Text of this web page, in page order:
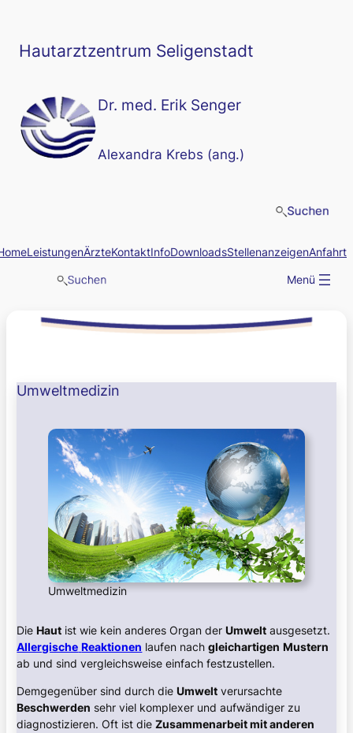
springen
Hautarztzentrum Seligenstadt
Dr. med. Erik Senger
Alexandra Krebs (ang.)
LeistungenÄrzteKontaktInfoDownloadsStellenanzeigenAnfahrt
Menü
Umweltmedizin
Umweltmedizin
DieHaut ist wie kein anderes Organ derUmwelt ausgesetzt.
Allergische Reaktionen laufen nachgleichartigen Mustern
ab und sind vergleichsweise einfach festzustellen.
Demgegenüber sind durch dieUmwelt verursachte
Beschwerden sehr viel komplexer und aufwändiger zu
diagnostizieren. Oft ist dieZusammenarbeit mit anderen